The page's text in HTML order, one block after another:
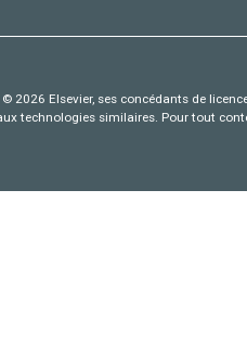
2026 Elsevier, ses concédants de
technologies similaires. Pour tout